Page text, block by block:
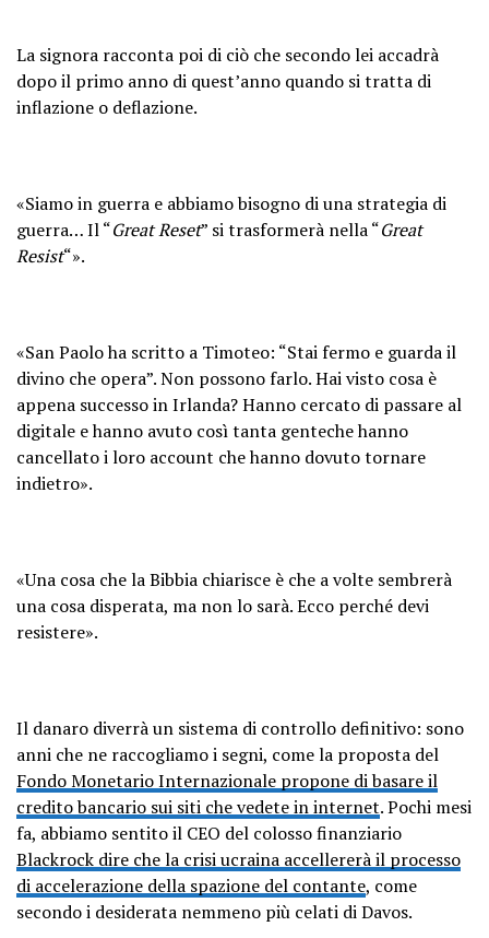
La signora racconta poi di ciò che secondo lei accadrà
dopo il primo anno di quest’anno quando si tratta di
inflazione o deflazione.
«Siamo in guerra e abbiamo bisogno di una strategia di
guerra… Il “Great Reset” si trasformerà nella “Great
Resist“».
«San Paolo ha scritto a Timoteo: “Stai fermo e guarda il
divino che opera”. Non possono farlo. Hai visto cosa è
appena successo in Irlanda? Hanno cercato di passare al
digitale e hanno avuto così tanta genteche hanno
cancellato i loro account che hanno dovuto tornare
indietro».
«Una cosa che la Bibbia chiarisce è che a volte sembrerà
una cosa disperata, ma non lo sarà. Ecco perché devi
resistere».
Il danaro diverrà un sistema di controllo definitivo: sono
anni che ne raccogliamo i segni, come la proposta del
Fondo Monetario Internazionale propone di basare il
credito bancario sui siti che vedete in internet. Pochi mesi
fa, abbiamo sentito il CEO del colosso finanziario
Blackrock dire che la crisi ucraina accellererà il processo
di accelerazione della spazione del contante, come
secondo i desiderata nemmeno più celati di Davos.